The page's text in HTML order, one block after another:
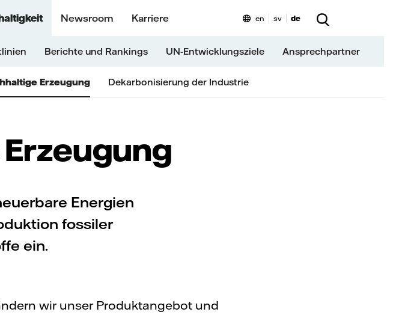
Newsroom Karriere
Berichte und Rankings UN-Entwicklungsziele Ansprechpartner
Erzeugung Dekarbonisierung der Industrie
en sv de
Energien
fossiler
ein.
wir unser Produktangebot und